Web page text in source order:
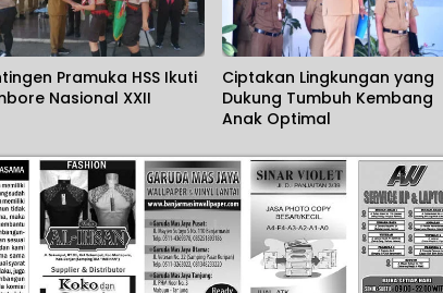
Pramuka HSS Ikuti
Nasional XXII
Ciptakan Lingkungan yang
Dukung Tumbuh Kembang
Anak Optimal